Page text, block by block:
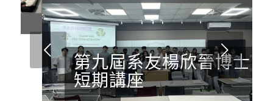
第九屆系友楊欣晉博士
短期講座
下一頁